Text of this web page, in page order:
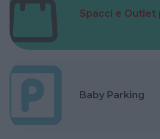
Spacci e Outlet
Baby Parking